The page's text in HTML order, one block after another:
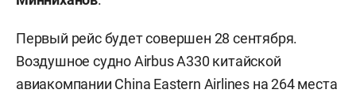
Первый рейс будет совершен 28 сентября.
Воздушное судно Airbus A330 китайской
авиакомпании China Eastern Airlines на 264 места